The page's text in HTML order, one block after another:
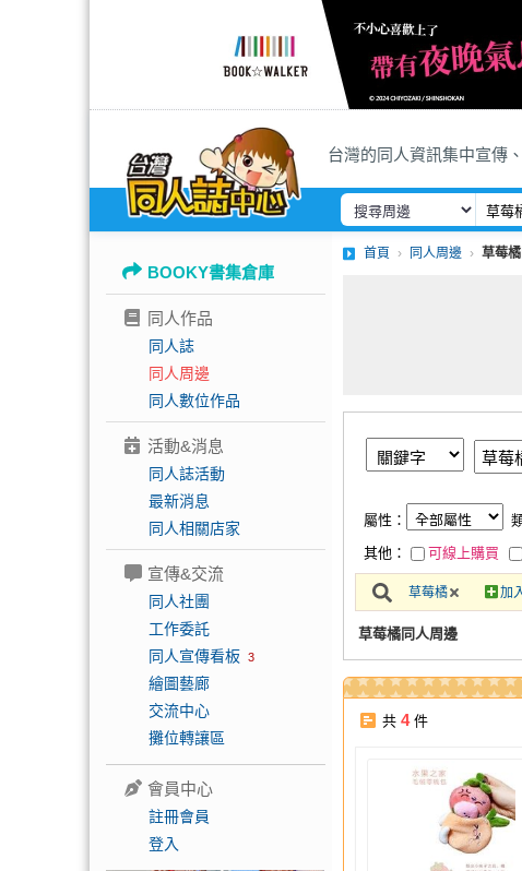
台灣的同人資訊集中宣傳
BOOKY書集倉庫
同人作品
同人誌
同人周邊
同人數位作品
活動&消息
同人誌活動
最新消息
同人相關店家
宣傳&交流
同人社團
工作委託
同人宣傳看板 3
繪圖藝廊
交流中心
攤位轉讓區
會員中心
註冊會員
登入
首頁 同人周邊 草莓
屬性：
其他：
可線上購買
草莓橘 加
草莓橘同人周邊
共 4件